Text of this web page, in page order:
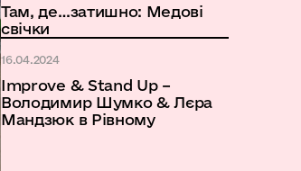
Там, де…затишно: Медові
свічки
16.04.2024
Improve & Stand Up –
Володимир Шумко & Лєра
Мандзюк в Рівному